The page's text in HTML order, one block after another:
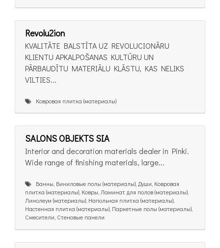
Revolu2ion
KVALITĀTE BALSTĪTA UZ REVOLUCIONĀRU
KLIENTU APKALPOŠANAS KULTŪRU UN
PĀRBAUDĪTU MATERIĀLU KLĀSTU, KAS NELIKS
VILTIES...
Ковровая плитка (материалы)
SALONS OBJEKTS SIA
Interior and decoration materials dealer in Pinki.
Wide range of finishing materials, large...
Ванны, Виниловые полы (материалы), Души, Ковровая
плитка (материалы), Ковры, Ламинат для полов (материалы),
Линолеум (материалы), Напольная плитка (материалы),
Настенная плитка (материалы), Паркетные полы (материалы),
Смесители, Стеновые панели